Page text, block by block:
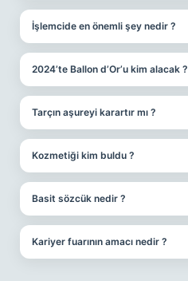
İşlemcide en önemli şey nedir ?
2024’te Ballon d’Or’u kim alacak ?
Tarçın aşureyi karartır mı ?
Kozmetiği kim buldu ?
Basit sözcük nedir ?
Kariyer fuarının amacı nedir ?